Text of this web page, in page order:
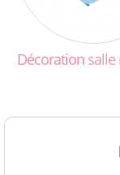
Décoration salle